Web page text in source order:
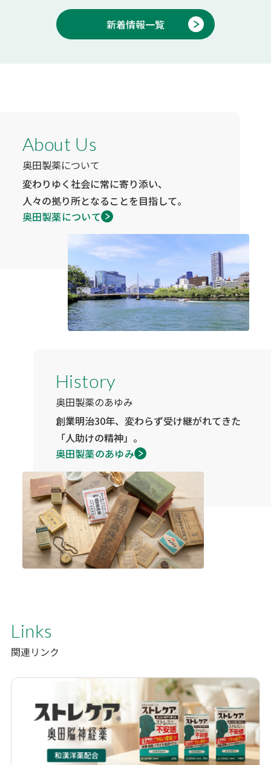
新着情報一覧
About Us
奥田製薬について
変わりゆく社会に常に寄り添い、
人々の拠り所となることを目指して。
奥田製薬について
History
奥田製薬のあゆみ
創業明治30年、変わらず受け継がれてきた
「人助けの精神」。
奥田製薬のあゆみ
Links
関連リンク